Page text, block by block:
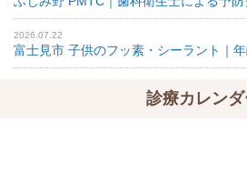
2026.07.22
富士見市 子供のフッ素・シーラント｜
診療カレン